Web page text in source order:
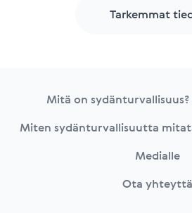
Tarkemmat
Mitä on sydänturvallisuus?
Miten sydänturvallisuutta
Medialle
Ota yhteyttä